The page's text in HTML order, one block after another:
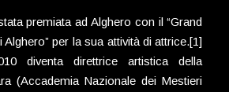
premiata ad Alghero con il “Grand
per la sua attività di attrice.[1]
diventa direttrice artistica della
(Accademia Nazionale dei Mestieri